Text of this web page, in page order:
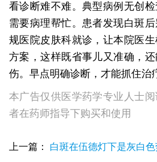
看诊断难不难。典型病例无创
需要病理帮忙。患者发现白斑
规医院皮肤科就诊，让本院医
方案，这样既省事儿又准确，
伤。早点明确诊断，才能抓住治
本广告仅供医学药学专业人士
者在药师指导下购买和使用
上一篇： 白斑在伍德灯下是灰白